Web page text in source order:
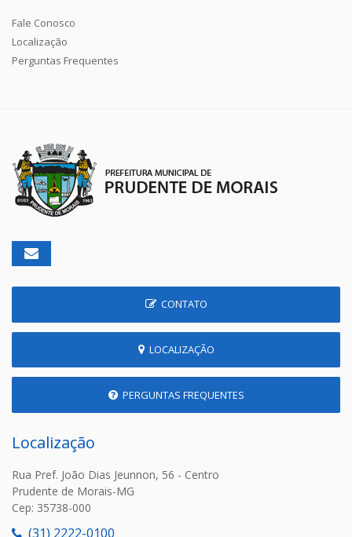
Fale Conosco
Localização
Perguntas Frequentes
CONTATO
LOCALIZAÇÃO
PERGUNTAS FREQUENTES
Localização
Rua Pref. João Dias Jeunnon, 56 - Centro
Prudente de Morais-MG
Cep: 35738-000
(31) 2222-0100